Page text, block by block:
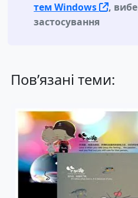
тем Windows
,
застосування
Пов’язані теми: